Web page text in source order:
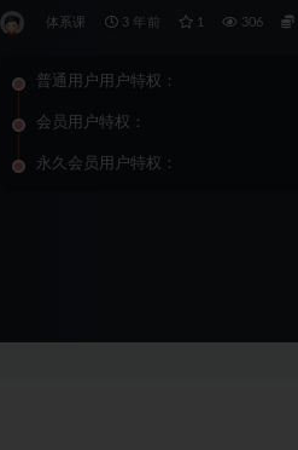
体系课 3 年前 1 306
普通用户用户特权：
会员用户特权：
永久会员用户特权：